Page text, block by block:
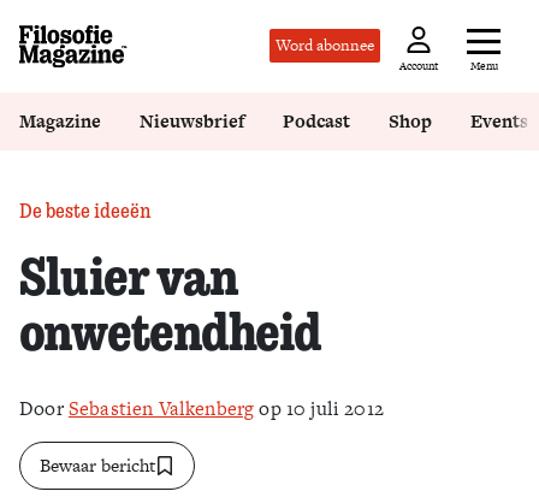
Word abonnee
Account Menu
Magazine Nieuwsbrief Podcast Shop Events
De beste ideeën
Sluier van
onwetendheid
DoorSebastien Valkenbergop 10 juli 2012
Bewaar bericht